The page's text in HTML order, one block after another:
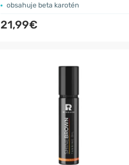
obsahuje beta karotén
21,99€